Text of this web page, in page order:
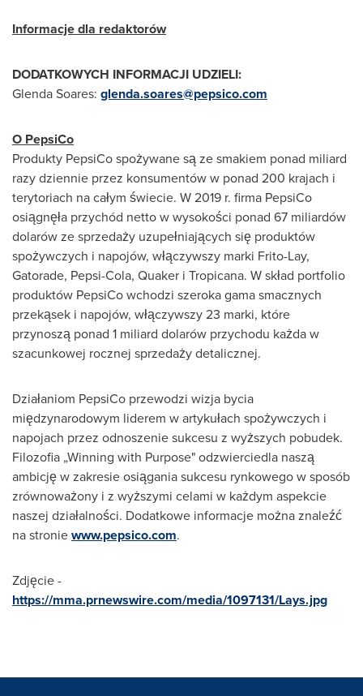
Informacje dla redaktorów
DODATKOWYCH INFORMACJI UDZIELI:
Glenda Soares: glenda.soares@pepsico.com
O PepsiCo
Produkty PepsiCo spożywane są ze smakiem ponad miliard
razy dziennie przez konsumentów w ponad 200 krajach i
terytoriach na całym świecie. W 2019 r. firma PepsiCo
osiągnęła przychód netto w wysokości ponad 67 miliardów
dolarów ze sprzedaży uzupełniających się produktów
spożywczych i napojów, włączywszy marki Frito-Lay,
Gatorade, Pepsi-Cola, Quaker i Tropicana. W skład portfolio
produktów PepsiCo wchodzi szeroka gama smacznych
przekąsek i napojów, włączywszy 23 marki, które
przynoszą ponad 1 miliard dolarów przychodu każda w
szacunkowej rocznej sprzedaży detalicznej.
Działaniom PepsiCo przewodzi wizja bycia
międzynarodowym liderem w artykułach spożywczych i
napojach przez odnoszenie sukcesu z wyższych pobudek.
Filozofia „Winning with Purpose" odzwierciedla naszą
ambicję w zakresie osiągania sukcesu rynkowego w sposób
zrównoważony i z wyższymi celami w każdym aspekcie
naszej działalności. Dodatkowe informacje można znaleźć
na stroniewww.pepsico.com.
Zdjęcie -
https://mma.prnewswire.com/media/1097131/Lays.jpg